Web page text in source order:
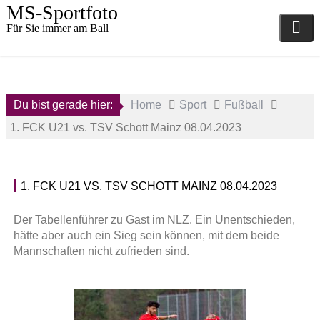
Skip
toMS-Sportfoto
Für Sie immer am Ball
Du bist gerade hier: Home Sport
Fußball
1. FCK U21 vs. TSV Schott Mainz 08.04.2023
9.
2023
a
i
n
1
F
C
K
s
e
1. FCK U21 VS. TSV SCHOTT MAINZ 08.04.2023
Der Tabellenführer zu Gast im NLZ. Ein Unentschieden,
hätte aber auch ein Sieg sein können, mit dem beide
Mannschaften nicht zufrieden sind.